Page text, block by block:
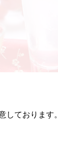
ております